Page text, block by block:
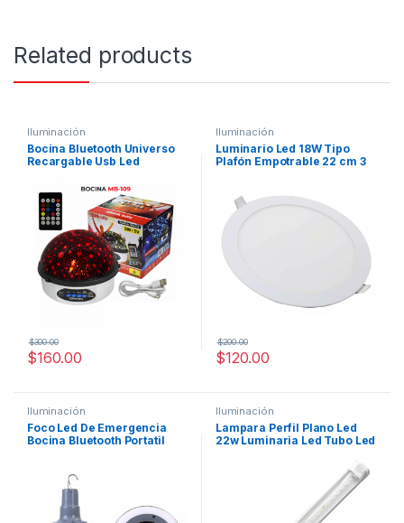
Related products
Iluminación
Bocina Bluetooth Universo
Recargable Usb Led
$160.00
$300.00
Iluminación
Luminario Led 18W Tipo
Plafón Empotrable 22 cm 3
$120.00
$200.00
Iluminación
Foco Led De Emergencia
Bocina Bluetooth Portatil
Iluminación
Lampara Perfil Plano Led
22w Luminaria Led Tubo Led